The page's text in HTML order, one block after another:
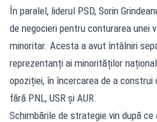
În paralel, liderul PSD, Sorin
de negocieri pentru conturarea unei
minoritar. Acesta a avut întâlniri
reprezentanți ai minorităților
opoziției, în încercarea de a construi
fără PNL, USR și AUR.
Schimbările de strategie vin după